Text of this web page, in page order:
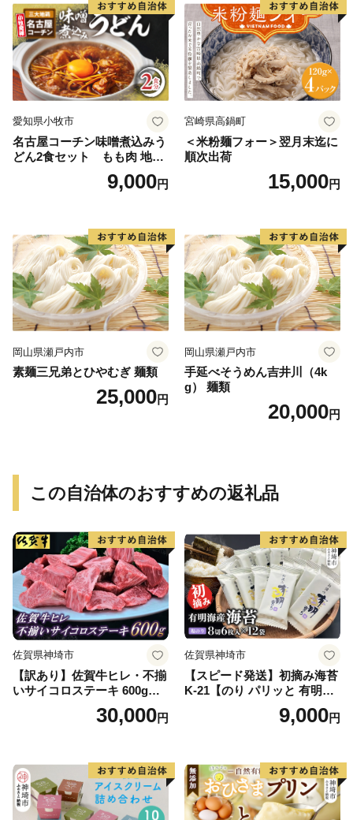
愛知県小牧市
名古屋コーチン味噌煮込みう
どん2食セット もも肉 地鶏
9,000円
宮崎県高鍋町
＜米粉麺フォー＞翌月末迄に
順次出荷
15,000円
岡山県瀬戸内市
素麺三兄弟とひやむぎ 麺類
25,000円
岡山県瀬戸内市
手延べそうめん吉井川（4k
g） 麺類
20,000円
この自治体のおすすめの返礼品
佐賀県神埼市
【訳あり】佐賀牛ヒレ・不揃
いサイコロステーキ 600g
【訳あり 牛肉 牛 佐賀牛 不揃
い ヒレ 切り落とし 600g】(H
30,000円
佐賀県神埼市
【スピード発送】初摘み海苔
K-21【のり パリッと 有明海
産 旨味 塩味 味付 焼き 極上
絶品 無添加 ミネラル 天然
9,000円